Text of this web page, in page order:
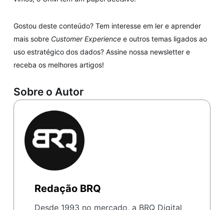
Gostou deste conteúdo? Tem interesse em ler e aprender
mais sobre Customer Experience e outros temas ligados ao
uso estratégico dos dados? Assine nossa newsletter e
receba os melhores artigos!
Sobre o Autor
Redação BRQ
Desde 1993 no mercado, a BRQ Digital